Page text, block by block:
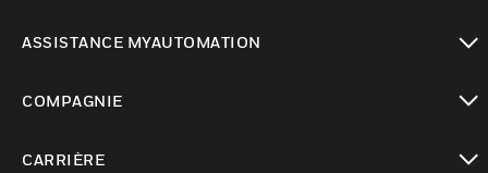
ASSISTANCE MYAUTOMATION
COMPAGNIE
CARRIÈRE